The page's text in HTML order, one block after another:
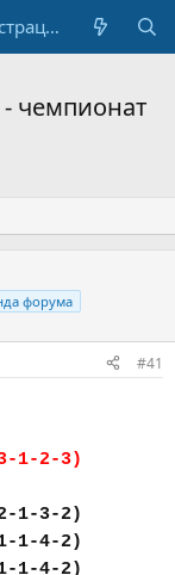
Регистрация
чемпионат
форума
#41
1-2-3)
1-3-2)
1-4-2)
4-2)